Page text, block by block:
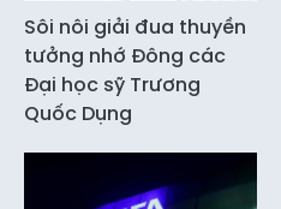
Sôi nôi giải đua thuyền
tưởng nhớ Đông các
Đại học sỹ Trương
Quốc Dụng